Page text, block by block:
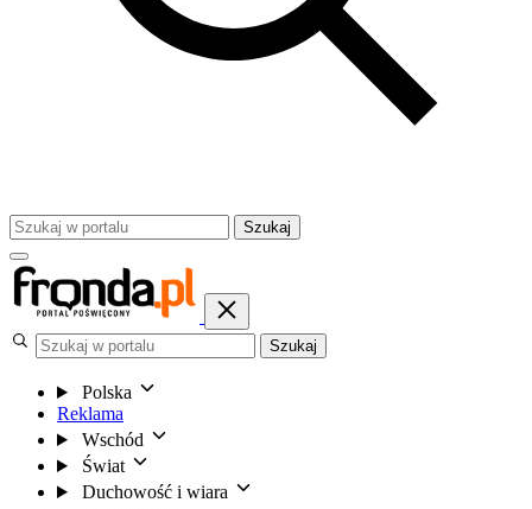
Szukaj
Szukaj
Polska
Reklama
Wschód
Świat
Duchowość i wiara